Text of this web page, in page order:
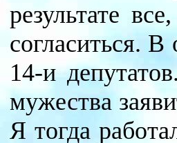
результате
согласиться. В
14-и
мужества
Я тогда